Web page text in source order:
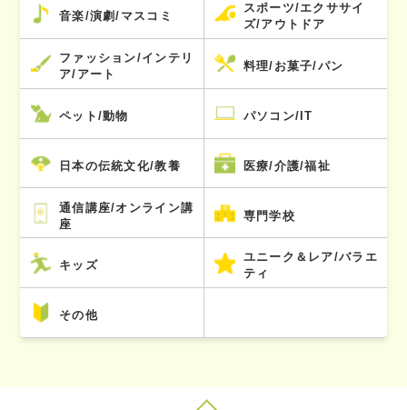
音楽/演劇/マスコミ
スポーツ/エクササイ
ズ/アウトドア
ファッション/インテリ
ア/アート
料理/お菓子/パン
ペット/動物 パソコン/IT
日本の伝統文化/教養 医療/介護/福祉
通信講座/オンライン講
座
専門学校
キッズ
ユニーク＆レア/バラエ
ティ
その他